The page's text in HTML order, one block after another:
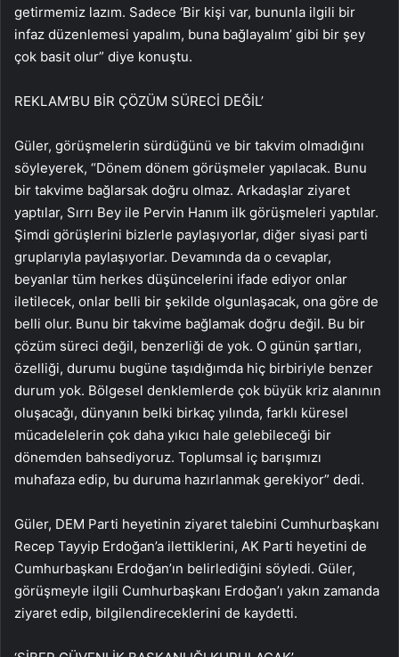
getirmemiz lazım. Sadece ‘Bir kişi var, bununla ilgili bir
infaz düzenlemesi yapalım, buna bağlayalım’ gibi bir şey
çok basit olur” diye konuştu.
REKLAM‘BU BİR ÇÖZÜM SÜRECİ DEĞİL’
Güler, görüşmelerin sürdüğünü ve bir takvim olmadığını
söyleyerek, “Dönem dönem görüşmeler yapılacak. Bunu
bir takvime bağlarsak doğru olmaz. Arkadaşlar ziyaret
yaptılar, Sırrı Bey ile Pervin Hanım ilk görüşmeleri yaptılar.
Şimdi görüşlerini bizlerle paylaşıyorlar, diğer siyasi parti
gruplarıyla paylaşıyorlar. Devamında da o cevaplar,
beyanlar tüm herkes düşüncelerini ifade ediyor onlar
iletilecek, onlar belli bir şekilde olgunlaşacak, ona göre de
belli olur. Bunu bir takvime bağlamak doğru değil. Bu bir
çözüm süreci değil, benzerliği de yok. O günün şartları,
özelliği, durumu bugüne taşıdığımda hiç birbiriyle benzer
durum yok. Bölgesel denklemlerde çok büyük kriz alanının
oluşacağı, dünyanın belki birkaç yılında, farklı küresel
mücadelelerin çok daha yıkıcı hale gelebileceği bir
dönemden bahsediyoruz. Toplumsal iç barışımızı
muhafaza edip, bu duruma hazırlanmak gerekiyor” dedi.
Güler, DEM Parti heyetinin ziyaret talebini Cumhurbaşkanı
Recep Tayyip Erdoğan’a ilettiklerini, AK Parti heyetini de
Cumhurbaşkanı Erdoğan’ın belirlediğini söyledi. Güler,
görüşmeyle ilgili Cumhurbaşkanı Erdoğan’ı yakın zamanda
ziyaret edip, bilgilendireceklerini de kaydetti.